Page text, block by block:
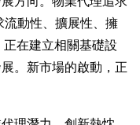
動性、擴展性、擁
在建立相關基礎設
。新市場的啟動，正